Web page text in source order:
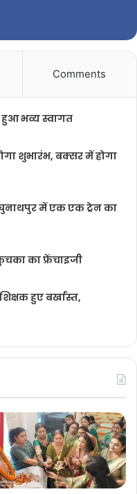
Comments
भव्य स्वागत
शुभारंभ, बक्सर में होगा
में एक एक ट्रेन का
का फ्रेंचाइजी
हुए बर्खास्त,